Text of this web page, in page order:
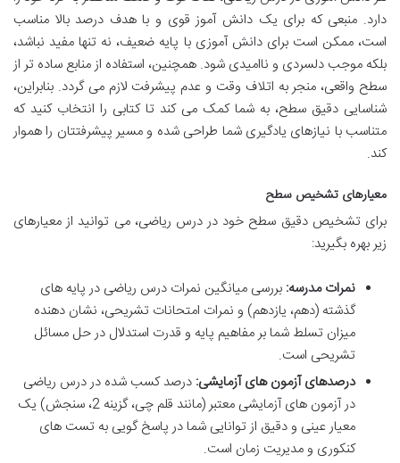
دارد. منبعی که برای یک دانش آموز قوی و با هدف درصد بالا مناسب
است، ممکن است برای دانش آموزی با پایه ضعیف، نه تنها مفید نباشد،
بلکه موجب دلسردی و ناامیدی شود. همچنین، استفاده از منابع ساده تر از
سطح واقعی، منجر به اتلاف وقت و عدم پیشرفت لازم می گردد. بنابراین،
شناسایی دقیق سطح، به شما کمک می کند تا کتابی را انتخاب کنید که
متناسب با نیازهای یادگیری شما طراحی شده و مسیر پیشرفتتان را هموار
کند.
معیارهای تشخیص سطح
برای تشخیص دقیق سطح خود در درس ریاضی، می توانید از معیارهای
زیر بهره بگیرید:
نمرات مدرسه: بررسی میانگین نمرات درس ریاضی در پایه های
گذشته (دهم، یازدهم) و نمرات امتحانات تشریحی، نشان دهنده
میزان تسلط شما بر مفاهیم پایه و قدرت استدلال در حل مسائل
تشریحی است.
درصدهای آزمون های آزمایشی: درصد کسب شده در درس ریاضی
در آزمون های آزمایشی معتبر (مانند قلم چی، گزینه 2، سنجش) یک
معیار عینی و دقیق از توانایی شما در پاسخ گویی به تست های
کنکوری و مدیریت زمان است.